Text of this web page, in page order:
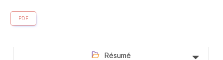
PDF
Résumé